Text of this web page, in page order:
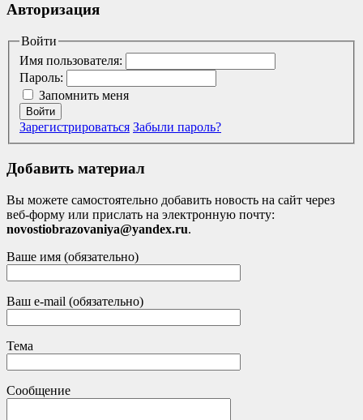
Авторизация
Войти
Имя пользователя:
Пароль:
Запомнить меня
Войти
Зарегистрироваться Забыли пароль?
Добавить материал
Вы можете самостоятельно добавить новость на сайт через
веб-форму или прислать на электронную почту:
novostiobrazovaniya@yandex.ru.
Ваше имя (обязательно)
Ваш e-mail (обязательно)
Тема
Сообщение